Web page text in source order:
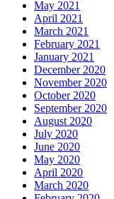
May 2021
April 2021
March 2021
February 2021
January 2021
December 2020
November 2020
October 2020
September 2020
August 2020
July 2020
June 2020
May 2020
April 2020
March 2020